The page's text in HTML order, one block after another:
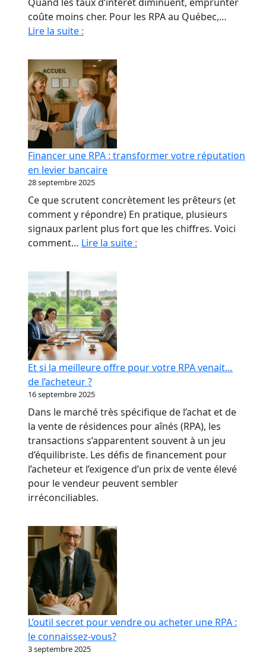
coûte moins cher. Pour les RPA au Québec,…
Lire la suite :
Baisse
Des
Taux
Relance
le
marché
immobilier
des
RPA
Financer une RPA : transformer votre réputation
en levier bancaire
28 septembre 2025
Ce que scrutent concrètement les prêteurs (et
comment y répondre) En pratique, plusieurs
signaux parlent plus fort que les chiffres. Voici
comment… Lire la suite :
bancaire
Et si la meilleure offre pour votre RPA venait…
de l’acheteur ?
16 septembre 2025
Dans le marché très spécifique de l’achat et de
la vente de résidences pour aînés (RPA), les
transactions s’apparentent souvent à un jeu
d’équilibriste. Les défis de financement pour
l’acheteur et l’exigence d’un prix de vente élevé
pour le vendeur peuvent sembler
irréconciliables.
L’outil secret pour vendre ou acheter une RPA :
le connaissez-vous?
3 septembre 2025